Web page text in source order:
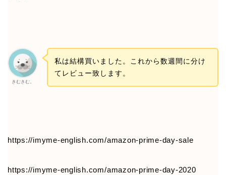
きむきむ。
私は結構買いました。これから数週間に分け
てレビュー致します。
https://imyme-english.com/amazon-prime-day-sale
https://imyme-english.com/amazon-prime-day-2020